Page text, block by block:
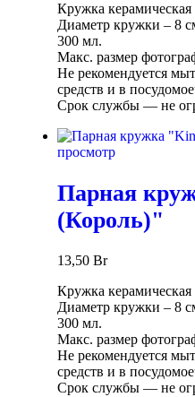
Кружка керамическая
Диаметр кружки – 8
300 мл.
Макс. размер
Не рекомендуется
средств и в
Срок службы ― не
просмотр
Парная
(Король)"
13,50 Br
Кружка керамическая
Диаметр кружки – 8
300 мл.
Макс. размер
Не рекомендуется
средств и в
Срок службы ― не